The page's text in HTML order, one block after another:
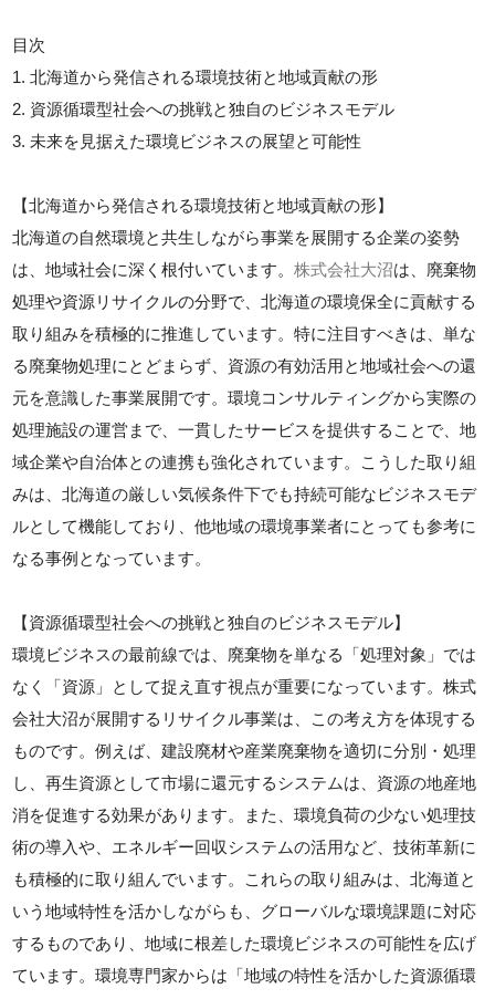
目次
1. 北海道から発信される環境技術と地域貢献の形
2. 資源循環型社会への挑戦と独自のビジネスモデル
3. 未来を見据えた環境ビジネスの展望と可能性
【北海道から発信される環境技術と地域貢献の形】
北海道の自然環境と共生しながら事業を展開する企業の姿勢
は、地域社会に深く根付いています。株式会社大沼は、廃棄物
処理や資源リサイクルの分野で、北海道の環境保全に貢献する
取り組みを積極的に推進しています。特に注目すべきは、単な
る廃棄物処理にとどまらず、資源の有効活用と地域社会への還
元を意識した事業展開です。環境コンサルティングから実際の
処理施設の運営まで、一貫したサービスを提供することで、地
域企業や自治体との連携も強化されています。こうした取り組
みは、北海道の厳しい気候条件下でも持続可能なビジネスモデ
ルとして機能しており、他地域の環境事業者にとっても参考に
なる事例となっています。
【資源循環型社会への挑戦と独自のビジネスモデル】
環境ビジネスの最前線では、廃棄物を単なる「処理対象」では
なく「資源」として捉え直す視点が重要になっています。株式
会社大沼が展開するリサイクル事業は、この考え方を体現する
ものです。例えば、建設廃材や産業廃棄物を適切に分別・処理
し、再生資源として市場に還元するシステムは、資源の地産地
消を促進する効果があります。また、環境負荷の少ない処理技
術の導入や、エネルギー回収システムの活用など、技術革新に
も積極的に取り組んでいます。これらの取り組みは、北海道と
いう地域特性を活かしながらも、グローバルな環境課題に対応
するものであり、地域に根差した環境ビジネスの可能性を広げ
ています。環境専門家からは「地域の特性を活かした資源循環